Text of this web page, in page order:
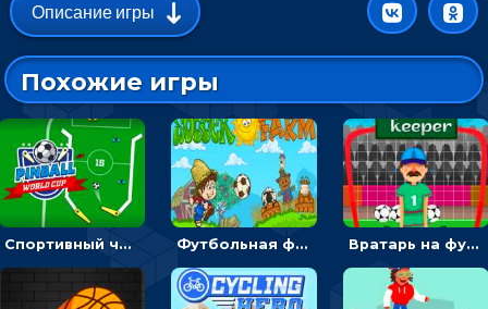
Описание игры
Похожие игры
Спортивный чемпионат по пейнтболу: ударять по ракеткам, чтобы забивать футбольный мяч в ворота Футбольная ферма: бей по мячу, чтобы забивать в ворота и ловить звезды Вратарь на футбольном поле: тапай, чтобы отбивать мячи в воротах ногами и руками - спортивные